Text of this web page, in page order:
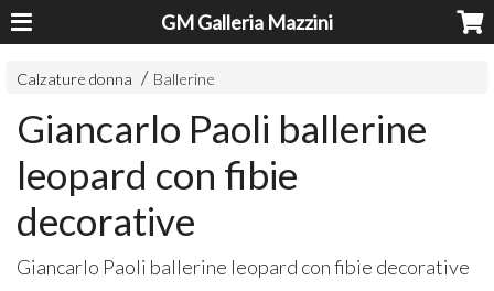
GM Galleria Mazzini
Calzature donna Ballerine
Giancarlo Paoli ballerine
leopard con fibie
decorative
Giancarlo Paoli ballerine leopard con fibie decorative